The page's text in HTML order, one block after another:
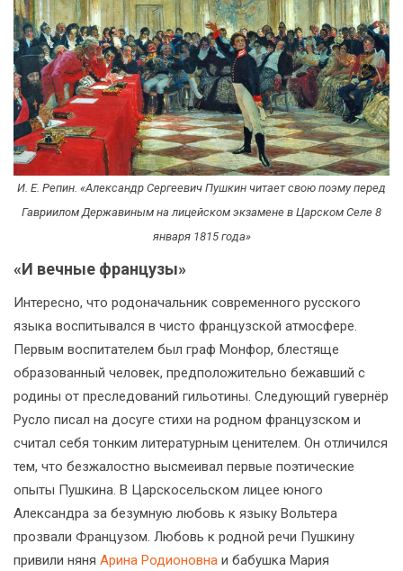
И. Е. Репин. «Александр Сергеевич Пушкин читает свою поэму перед
Гавриилом Державиным на лицейском экзамене в Царском Селе 8
января 1815 года»
«И вечные французы»
Интересно, что родоначальник современного русского
языка воспитывался в чисто французской атмосфере.
Первым воспитателем был граф Монфор, блестяще
образованный человек, предположительно бежавший с
родины от преследований гильотины. Следующий гувернёр
Русло писал на досуге стихи на родном французском и
считал себя тонким литературным ценителем. Он отличился
тем, что безжалостно высмеивал первые поэтические
опыты Пушкина. В Царскосельском лицее юного
Александра за безумную любовь к языку Вольтера
прозвали Французом. Любовь к родной речи Пушкину
привили няня Арина Родионовна и бабушка Мария